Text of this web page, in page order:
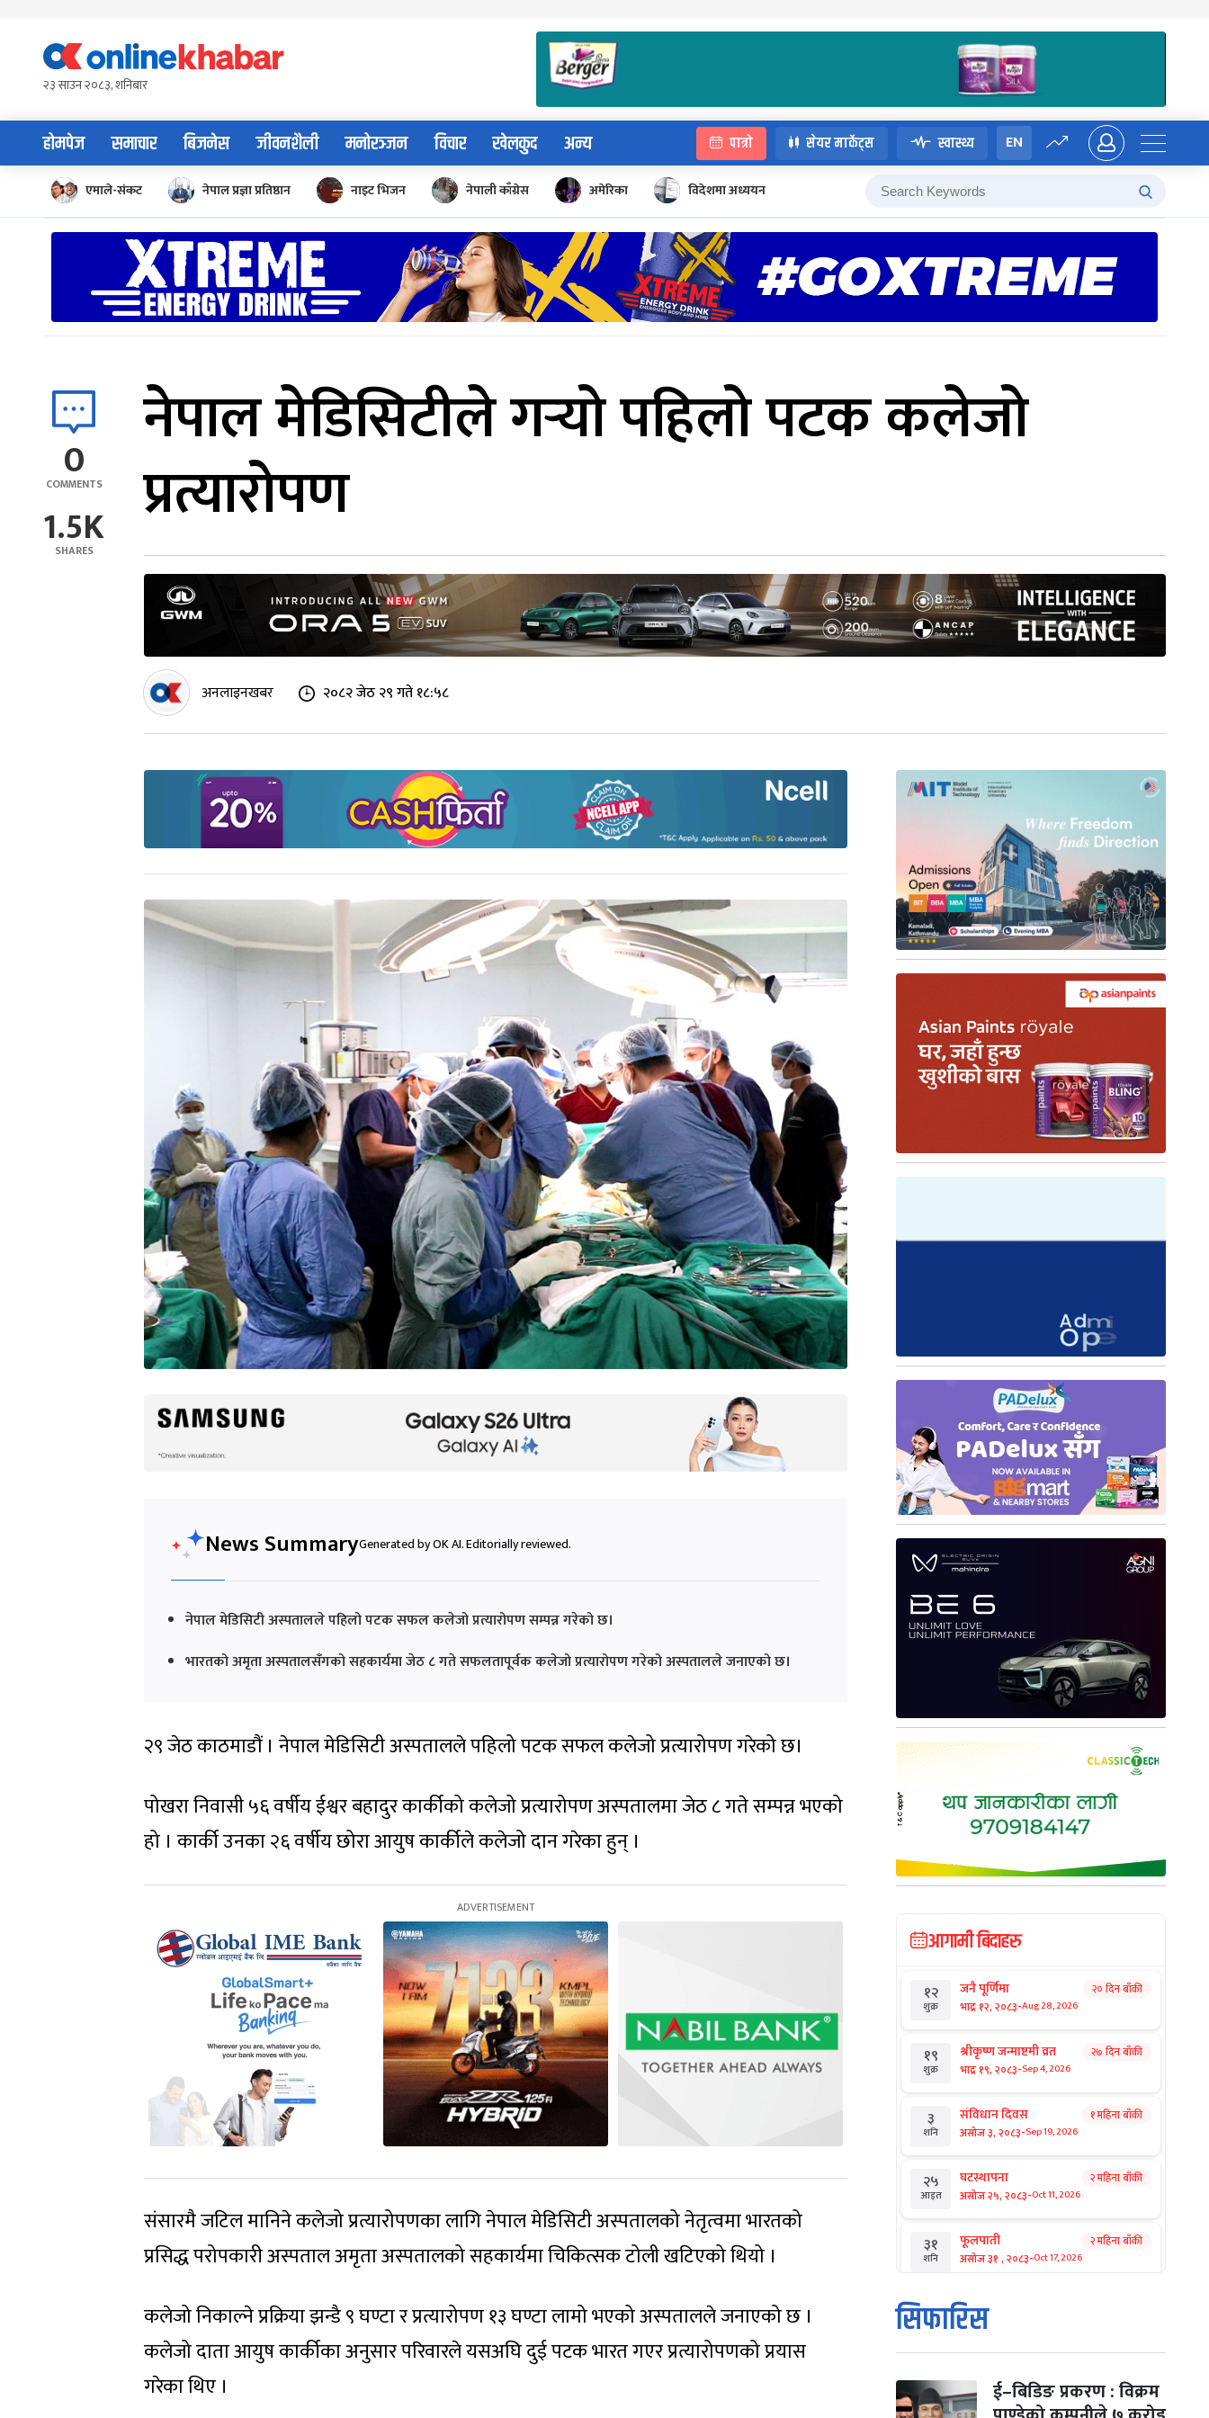
content२३ साउन २०८३, शनिबार
होमपेज समाचार बिजनेस जीवनशैली मनोरञ्जन विचार खेलकुद अन्य पात्रो सेयर मार्केट्स स्वास्थ्य EN
एमाले-संकट नेपाल प्रज्ञा प्रतिष्ठान नाइट भिजन नेपाली काँग्रेस अमेरिका विदेशमा अध्ययन
0
COMMENTS
1.5K
SHARES
नेपाल मेडिसिटीले गर्‍यो पहिलो पटक कलेजो
प्रत्यारोपण
अनलाइनखबर २०८२ जेठ २९ गते १८:५८
News SummaryGenerated by OK AI. Editorially reviewed.
नेपाल मेडिसिटी अस्पतालले पहिलो पटक सफल कलेजो प्रत्यारोपण सम्पन्न गरेको छ।
भारतको अमृता अस्पतालसँगको सहकार्यमा जेठ ८ गते सफलतापूर्वक कलेजो प्रत्यारोपण गरेको अस्पतालले जनाएको छ।
२९ जेठ काठमाडौं । नेपाल मेडिसिटी अस्पतालले पहिलो पटक सफल कलेजो प्रत्यारोपण गरेको छ।
पोखरा निवासी ५६ वर्षीय ईश्वर बहादुर कार्कीको कलेजो प्रत्यारोपण अस्पतालमा जेठ ८ गते सम्पन्न भएको
हो । कार्की उनका २६ वर्षीय छोरा आयुष कार्कीले कलेजो दान गरेका हुन् ।
संसारमै जटिल मानिने कलेजो प्रत्यारोपणका लागि नेपाल मेडिसिटी अस्पतालको नेतृत्वमा भारतको
प्रसिद्ध परोपकारी अस्पताल अमृता अस्पतालको सहकार्यमा चिकित्सक टोली खटिएको थियो ।
कलेजो निकाल्ने प्रक्रिया झन्डै ९ घण्टा र प्रत्यारोपण १३ घण्टा लामो भएको अस्पतालले जनाएको छ ।
कलेजो दाता आयुष कार्कीका अनुसार परिवारले यसअघि दुई पटक भारत गएर प्रत्यारोपणको प्रयास
गरेका थिए ।
आगामी बिदाहरु
१२
शुक्र
जनै पूर्णिमा
भाद्र १२, २०८३-Aug 28, 2026
२० दिन बाँकी
१९
शुक्र
श्रीकृष्ण जन्माष्टमी व्रत
भाद्र १९, २०८३-Sep 4, 2026
२७ दिन बाँकी
३
शनि
संविधान दिवस
असोज ३, २०८३-Sep 19, 2026
१ महिना बाँकी
२५
आइत
घटस्थापना
असोज २५, २०८३-Oct 11, 2026
२ महिना बाँकी
३१
शनि
फूलपाती
असोज ३१ , २०८३-Oct 17, 2026
२ महिना बाँकी
१
आइत
कार्तिक सङ्क्रान्ति
कार्तिक १, २०८३
मंगल कार्तिक ३, २०८३-Oct 20, 2026
सिफारिस
ई–बिडिङ प्रकरण : विक्रम